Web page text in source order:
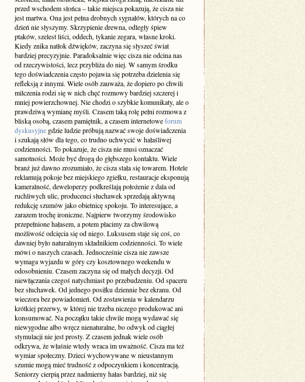
przed wschodem słońca – takie miejsca pokazują, że cisza nie
jest martwa. Ona jest pełna drobnych sygnałów, których na co
dzień nie słyszymy. Skrzypienie drewna, odległy śpiew
ptaków, szelest liści, oddech, tykanie zegara, własne kroki.
Kiedy znika natłok dźwięków, zaczyna się słyszeć świat
bardziej precyzyjnie. Paradoksalnie więc cisza nie odcina nas
od rzeczywistości, lecz przybliża do niej. W samym środku
tego doświadczenia często pojawia się potrzeba dzielenia się
refleksją z innymi. Wiele osób zauważa, że dopiero po chwili
milczenia rodzi się w nich chęć rozmowy bardziej szczerej i
mniej powierzchownej. Nie chodzi o szybkie komunikaty, ale o
prawdziwą wymianę myśli. Czasem taką rolę pełni rozmowa z
bliską osobą, czasem pamiętnik, a czasem internetoweforum
dyskusyjne gdzie ludzie próbują nazwać swoje doświadczenia
i szukają słów dla tego, co trudno uchwycić w hałaśliwej
codzienności. To pokazuje, że cisza nie musi oznaczać
samotności. Może być drogą do głębszego kontaktu. Wiele
branż już dawno zrozumiało, że cisza stała się towarem. Hotele
reklamują pokoje bez miejskiego zgiełku, restauracje eksponują
kameralność, deweloperzy podkreślają położenie z dala od
ruchliwych ulic, producenci słuchawek sprzedają aktywną
redukcję szumów jako obietnicę spokoju. To interesujące, a
zarazem trochę ironiczne. Najpierw tworzymy środowisko
przepełnione hałasem, a potem płacimy za chwilową
możliwość odcięcia się od niego. Luksusem staje się coś, co
dawniej było naturalnym składnikiem codzienności. To wiele
mówi o naszych czasach. Jednocześnie cisza nie zawsze
wymaga wyjazdu w góry czy kosztownego weekendu w
odosobnieniu. Czasem zaczyna się od małych decyzji. Od
niewłączania czegoś natychmiast po przebudzeniu. Od spaceru
bez słuchawek. Od jednego posiłku dziennie bez ekranu. Od
wieczora bez powiadomień. Od zostawienia w kalendarzu
krótkiej przerwy, w której nie trzeba niczego produkować ani
konsumować. Na początku takie chwile mogą wydawać się
niewygodne albo wręcz nienaturalne, bo odwyk od ciągłej
stymulacji nie jest prosty. Z czasem jednak wiele osób
odkrywa, że właśnie wtedy wraca im uważność. Cisza ma też
wymiar społeczny. Dzieci wychowywane w nieustannym
szumie mogą mieć trudność z odpoczynkiem i koncentracją.
Seniorzy cierpią przez nadmierny hałas bardziej, niż się